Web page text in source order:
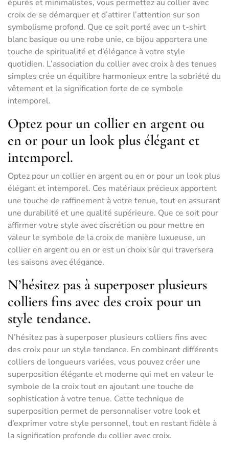
épurés et minimalistes, vous permettez au collier avec
croix de se démarquer et d’attirer l’attention sur son
symbolisme profond. Que ce soit porté avec un t-shirt
blanc basique ou une robe unie, ce bijou apportera une
touche de spiritualité et d’élégance à votre style
quotidien. L’association du collier avec croix à des tenues
simples crée un équilibre harmonieux entre la sobriété du
vêtement et la signification forte de ce symbole
intemporel.
Optez pour un collier en argent ou
en or pour un look plus élégant et
intemporel.
Optez pour un collier en argent ou en or pour un look plus
élégant et intemporel. Ces matériaux précieux apportent
une touche de raffinement à votre tenue, tout en assurant
une durabilité et une qualité supérieure. Que ce soit pour
affirmer votre style avec discrétion ou pour mettre en
valeur le symbole de la croix de manière luxueuse, un
collier en argent ou en or est un choix sûr qui traversera
les saisons avec élégance.
N’hésitez pas à superposer plusieurs
colliers fins avec des croix pour un
style tendance.
N’hésitez pas à superposer plusieurs colliers fins avec
des croix pour un style tendance. En combinant différents
colliers de longueurs variées, vous pouvez créer une
superposition élégante et moderne qui met en valeur le
symbole de la croix tout en ajoutant une touche de
sophistication à votre tenue. Cette technique de
superposition permet de personnaliser votre look et
d’exprimer votre style personnel, tout en restant fidèle à
la signification profonde du collier avec croix.